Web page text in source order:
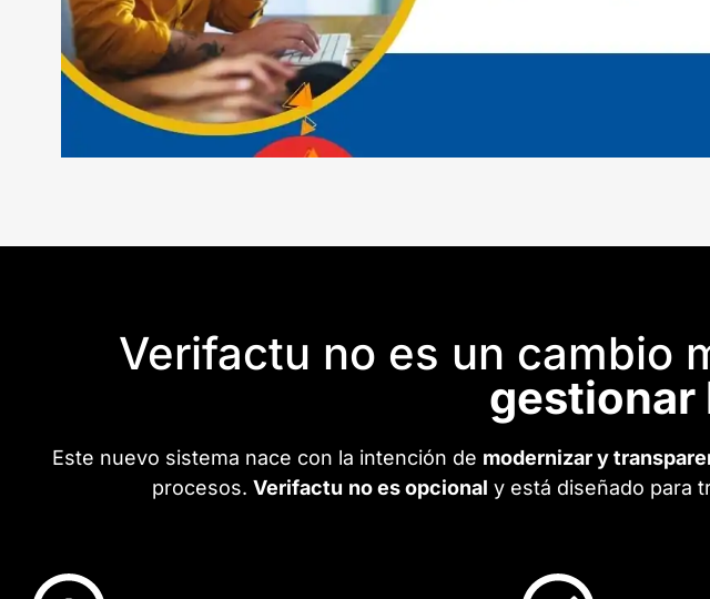
Verifactu no es un cambio
gestionar
Este nuevo sistema nace con la intención de modernizar y
procesos. Verifactu no es opcional y está diseñado para